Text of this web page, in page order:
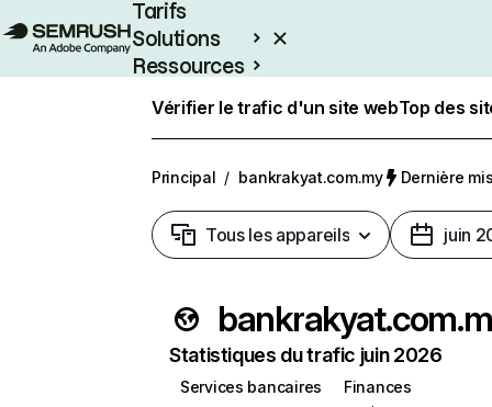
Tarifs
Solutions
Ressources
Vérifier le trafic d'un site webTop des
Principal / bankrakyat.com.my Dernière
Tous les appareils juin
Statistiques du trafic juin 2026
Services bancaires
Finances